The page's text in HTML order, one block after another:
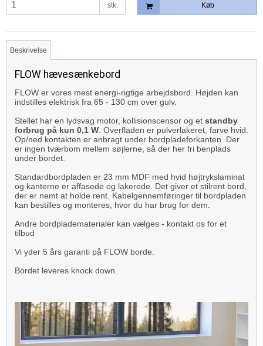
stk. Køb
Beskrivelse
FLOW hævesænkebord
FLOW er vores mest energi-rigtige arbejdsbord. Højden kan
indstilles elektrisk fra 65 - 130 cm over gulv.
Stellet har en lydsvag motor, kollisionscensor og et standby
forbrug på kun 0,1 W. Overfladen er pulverlakeret, farve hvid.
Op/ned kontakten er anbragt under bordpladeforkanten. Der
er ingen tværbom mellem søjlerne, så der her fri benplads
under bordet.
Standardbordpladen er 23 mm MDF med hvid højtrykslaminat
og kanterne er affasede og lakerede. Det giver et stilrent bord,
der er nemt at holde rent. Kabelgennemføringer til bordpladen
kan bestilles og monteres, hvor du har brug for dem.
Andre bordpladematerialer kan vælges - kontakt os for et
tilbud
Vi yder 5 års garanti på FLOW borde.
Bordet leveres knock down.